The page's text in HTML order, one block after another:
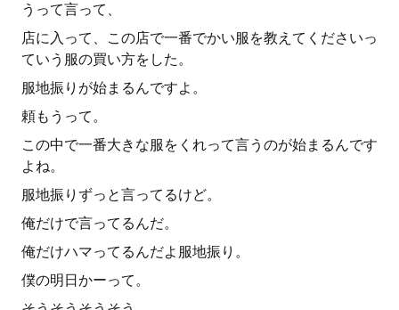
うって言って、
店に入って、この店で一番でかい服を教えてくださいっ
ていう服の買い方をした。
服地振りが始まるんですよ。
頼もうって。
この中で一番大きな服をくれって言うのが始まるんです
よね。
服地振りずっと言ってるけど。
俺だけで言ってるんだ。
俺だけハマってるんだよ服地振り。
僕の明日かーって。